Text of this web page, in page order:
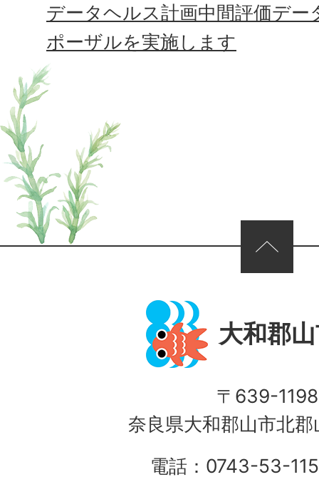
データヘルス計画中間評価デー
ポーザルを実施します
ページの先頭へ
大和郡
〒639-1198
奈良県大和郡山市北
電話：0743-53-